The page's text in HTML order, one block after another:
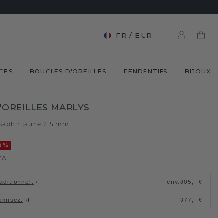
FR / EUR
BOUCLES D'OREILLES PENDENTIFS BIJOUX
MARLYS
jaune 2.5 mm
%
: env. 805,- €
: 377,- €